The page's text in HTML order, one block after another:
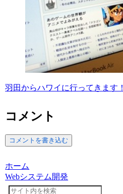
羽田からハワイに行ってきます！
コメント
コメントを書き込む
ホーム
Webシステム開発